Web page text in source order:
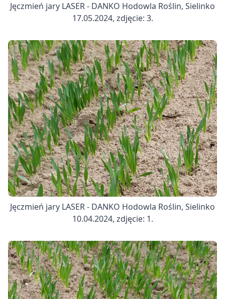
Jęczmień jary LASER - DANKO Hodowla Roślin, Sielinko
17.05.2024, zdjęcie: 3.
Jęczmień jary LASER - DANKO Hodowla Roślin, Sielinko
10.04.2024, zdjęcie: 1.